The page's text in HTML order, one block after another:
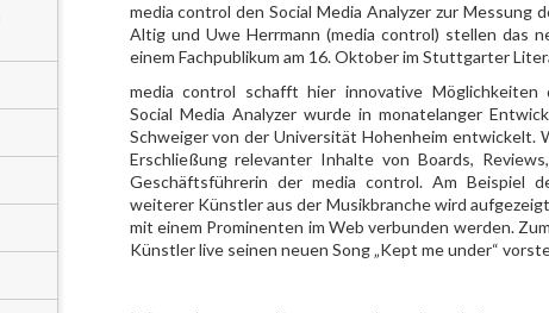
media control den Social Media Analyzer zur Messung
Altig und Uwe Herrmann (media control) stellen das
einem Fachpublikum am 16. Oktober im Stuttgarter
media control schafft hier innovative Möglichkeiten
Social Media Analyzer wurde in monatelanger
Schweiger von der Universität Hohenheim entwickelt.
Erschließung relevanter Inhalte von Boards,
Geschäftsführerin der media control. Am Beispiel
weiterer Künstler aus der Musikbranche wird
mit einem Prominenten im Web verbunden werden.
Künstler live seinen neuen Song „Kept me under“